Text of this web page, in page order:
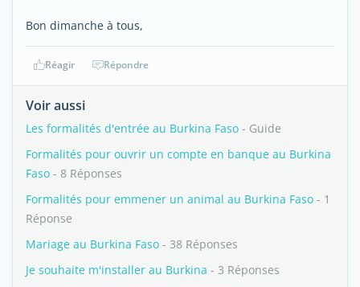
Bon dimanche à tous,
Réagir Répondre
Voir aussi
Les formalités d'entrée au Burkina Faso - Guide
Formalités pour ouvrir un compte en banque au Burkina
Faso - 8 Réponses
Formalités pour emmener un animal au Burkina Faso - 1
Réponse
Mariage au Burkina Faso - 38 Réponses
Je souhaite m'installer au Burkina - 3 Réponses